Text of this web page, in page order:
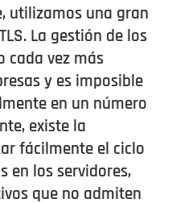
utilizamos una gran
La gestión de los
cada vez más
y es imposible
en un número
existe la
fácilmente el ciclo
en los servidores,
que no admiten